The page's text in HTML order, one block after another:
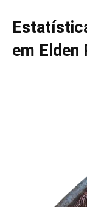
em Elden